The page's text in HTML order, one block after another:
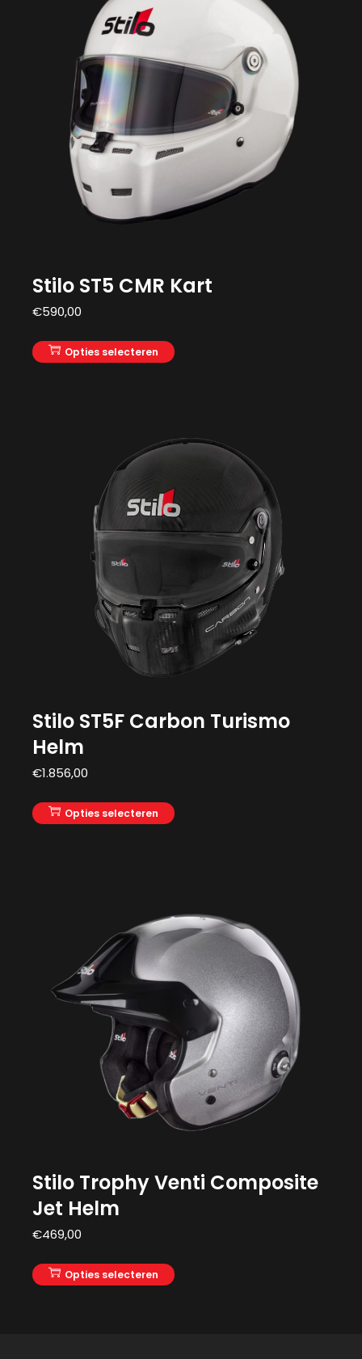
Stilo ST5 CMR Kart
€590,00
Opties selecteren
Stilo ST5F Carbon Turismo
Helm
€1.856,00
Opties selecteren
Stilo Trophy Venti Composite
Jet Helm
€469,00
Opties selecteren